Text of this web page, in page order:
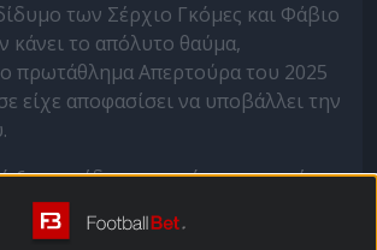
των Σέρχιο Γκόμες και Φάβιο
κάνει το απόλυτο θαύμα,
πρωτάθλημα Απερτούρα του 2025
είχε αποφασίσει να υποβάλλει την
6 παιχνίδια στο πρόγραμμα αγώνων
είχαν αποφασίσει να πετάξουν
Όσα έζησαν λίγες ώρες αργότερα